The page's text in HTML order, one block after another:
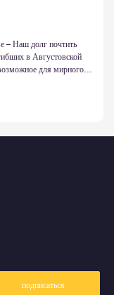
РФ – То, что случилось
– Наш долг почтить
в Августовской
для мирного
подписаться